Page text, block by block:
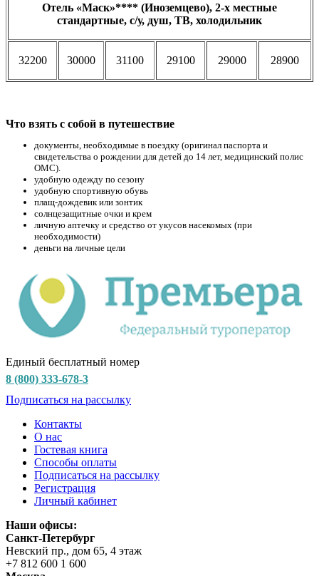
Отель «Маск»**** (Иноземцево), 2-х местные
стандартные, с/у, душ, ТВ, холодильник
32200 30000 31100 29100 29000 28900
Что взять с собой в путешествие
документы, необходимые в поездку (оригинал паспорта и
свидетельства о рождении для детей до 14 лет, медицинский полис
ОМС).
удобную одежду по сезону
удобную спортивную обувь
плащ-дождевик или зонтик
солнцезащитные очки и крем
личную аптечку и средство от укусов насекомых (при
необходимости)
деньги на личные цели
Единый бесплатный номер
8 (800) 333-678-3
Подписаться на рассылку
Контакты
О нас
Гостевая книга
Способы оплаты
Подписаться на рассылку
Регистрация
Личный кабинет
Наши офисы:
Санкт-Петербург
Невский пр., дом 65, 4 этаж
+7 812 600 1 600